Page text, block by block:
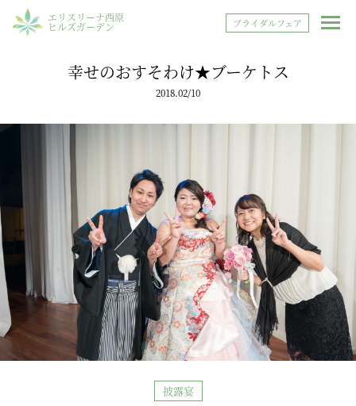
エリスリーナ西原
ヒルズガーデン ブライダルフェア
幸せのおすそわけ★ブーケトス
2018.02/10
披露宴